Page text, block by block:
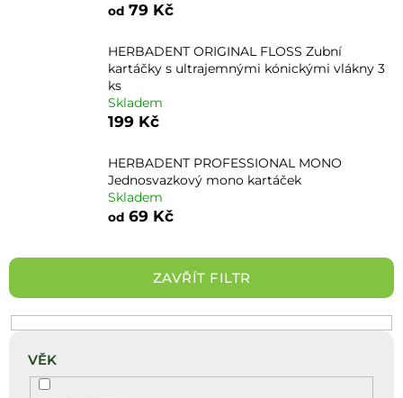
od 79 Kč
HERBADENT ORIGINAL FLOSS Zubní
kartáčky s ultrajemnými kónickými vlákny 3
ks
Skladem
199 Kč
HERBADENT PROFESSIONAL MONO
Jednosvazkový mono kartáček
Skladem
od 69 Kč
ZAVŘÍT FILTR
VĚK